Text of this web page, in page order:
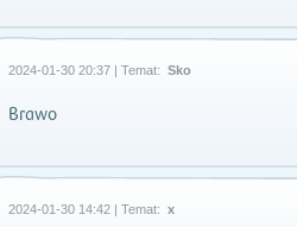
2024-01-30 20:37 | Temat: Sko
Brawo
2024-01-30 14:42 | Temat: x